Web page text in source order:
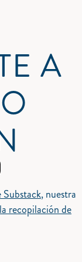
A
Substack, nuestra
recopilación de